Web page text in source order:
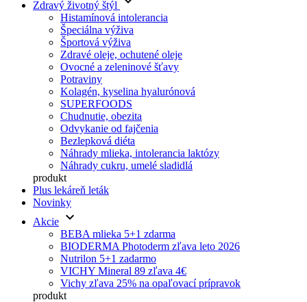
Zdravý životný štýl
Histamínová intolerancia
Špeciálna výživa
Športová výživa
Zdravé oleje, ochutené oleje
Ovocné a zeleninové šťavy
Potraviny
Kolagén, kyselina hyalurónová
SUPERFOODS
Chudnutie, obezita
Odvykanie od fajčenia
Bezlepková diéta
Náhrady mlieka, intolerancia laktózy
Náhrady cukru, umelé sladidlá
produkt
Plus lekáreň leták
Novinky
Akcie keyboard_arrow_down
BEBA mlieka 5+1 zdarma
BIODERMA Photoderm zľava leto 2026
Nutrilon 5+1 zadarmo
VICHY Mineral 89 zľava 4€
Vichy zľava 25% na opaľovací prípravok
produkt